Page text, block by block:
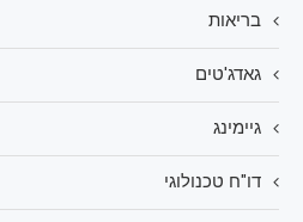
בריאות
גאדג'טים
גיימינג
דו"ח טכנולוגי